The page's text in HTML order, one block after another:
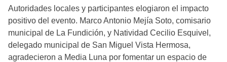
Autoridades locales y participantes elogiaron el impacto
positivo del evento. Marco Antonio Mejía Soto, comisario
municipal de La Fundición, y Natividad Cecilio Esquivel,
delegado municipal de San Miguel Vista Hermosa,
agradecieron a Media Luna por fomentar un espacio de